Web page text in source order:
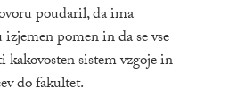
poudaril, da ima
izjemen pomen in da se vse
sistem vzgoje in
do fakultet.